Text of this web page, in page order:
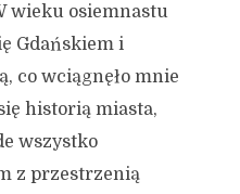
wieku osiemnastu
Gdańskiem i
co wciągnęło mnie
historią miasta,
wszystko
z przestrzenią